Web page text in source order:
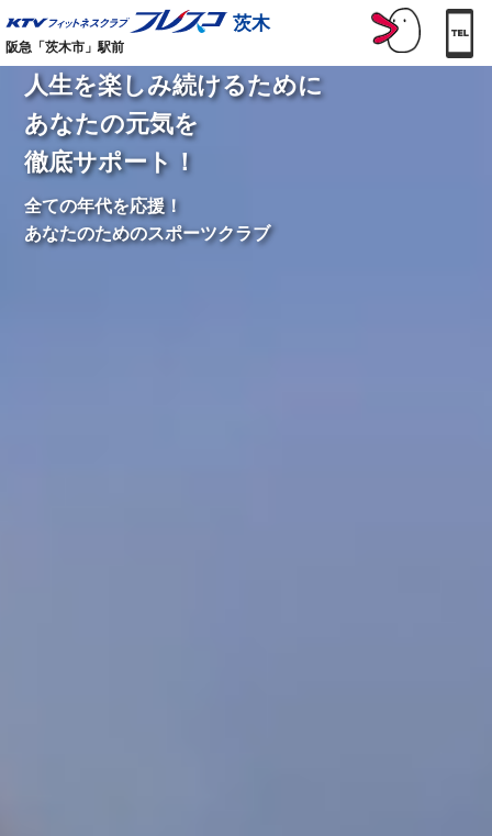
茨木
阪急「茨木市」駅前
人生を楽しみ続けるために
あなたの元気を
徹底サポート！
全ての年代を応援！
あなたのためのスポーツクラブ